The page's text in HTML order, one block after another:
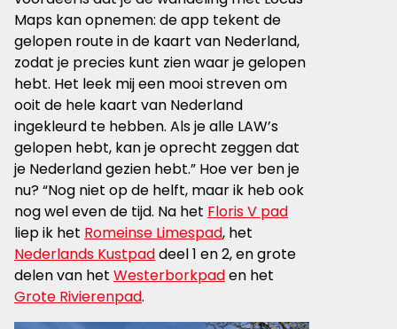
Maps kan opnemen: de app tekent de
gelopen route in de kaart van Nederland,
zodat je precies kunt zien waar je gelopen
hebt. Het leek mij een mooi streven om
ooit de hele kaart van Nederland
ingekleurd te hebben. Als je alle LAW’s
gelopen hebt, kan je oprecht zeggen dat
je Nederland gezien hebt.” Hoe ver ben je
nu? “Nog niet op de helft, maar ik heb ook
nog wel even de tijd. Na het Floris V pad
liep ik het Romeinse Limespad, het
Nederlands Kustpaddeel 1 en 2, en grote
delen van het Westerborkpaden het
Grote Rivierenpad.